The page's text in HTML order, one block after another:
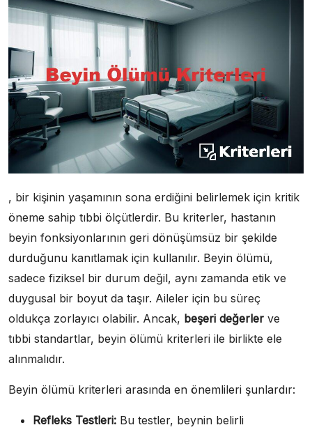
, bir kişinin yaşamının sona erdiğini belirlemek için kritik
öneme sahip tıbbi ölçütlerdir. Bu kriterler, hastanın
beyin fonksiyonlarının geri dönüşümsüz bir şekilde
durduğunu kanıtlamak için kullanılır. Beyin ölümü,
sadece fiziksel bir durum değil, aynı zamanda etik ve
duygusal bir boyut da taşır. Aileler için bu süreç
oldukça zorlayıcı olabilir. Ancak, beşeri değerler ve
tıbbi standartlar, beyin ölümü kriterleri ile birlikte ele
alınmalıdır.
Beyin ölümü kriterleri arasında en önemlileri şunlardır:
Refleks Testleri: Bu testler, beynin belirli